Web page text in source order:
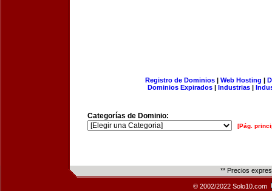
Registro de Dominios| Web Hosting |
Dominios Expirados | Industrias |
Categorías de Dominio:
[Pág.
** Precios
© 2002/2022 Solo10.com